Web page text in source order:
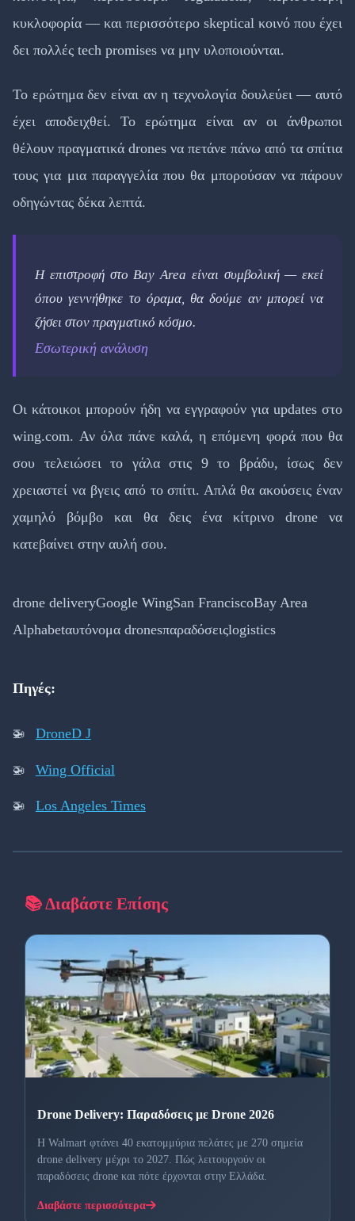
κυκλοφορία — και περισσότερο skeptical κοινό που έχει
δει πολλές tech promises να μην υλοποιούνται.
Το ερώτημα δεν είναι αν η τεχνολογία δουλεύει — αυτό
έχει αποδειχθεί. Το ερώτημα είναι αν οι άνθρωποι
θέλουν πραγματικά drones να πετάνε πάνω από τα σπίτια
τους για μια παραγγελία που θα μπορούσαν να πάρουν
οδηγώντας δέκα λεπτά.
Η επιστροφή στο Bay Area είναι συμβολική — εκεί
όπου γεννήθηκε το όραμα, θα δούμε αν μπορεί να
ζήσει στον πραγματικό κόσμο.
Εσωτερική ανάλυση
Οι κάτοικοι μπορούν ήδη να εγγραφούν για updates στο
wing.com. Αν όλα πάνε καλά, η επόμενη φορά που θα
σου τελειώσει το γάλα στις 9 το βράδυ, ίσως δεν
χρειαστεί να βγεις από το σπίτι. Απλά θα ακούσεις έναν
χαμηλό βόμβο και θα δεις ένα κίτρινο drone να
κατεβαίνει στην αυλή σου.
drone deliveryGoogle WingSan FranciscoBay Area
Alphabetαυτόνομα dronesπαραδόσειςlogistics
Πηγές:
DroneD J
Wing Official
Los Angeles Times
📚 Διαβάστε Επίσης
Drone Delivery: Παραδόσεις με Drone 2026
Η Walmart φτάνει 40 εκατομμύρια πελάτες με 270 σημεία
drone delivery μέχρι το 2027. Πώς λειτουργούν οι
παραδόσεις drone και πότε έρχονται στην Ελλάδα.
Διαβάστε περισσότερα